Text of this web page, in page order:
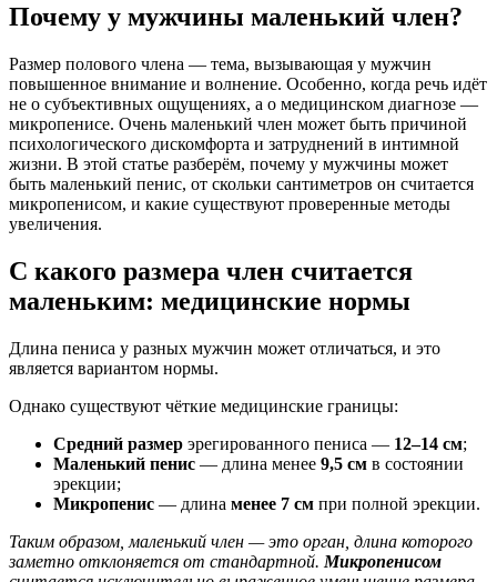
Почему у мужчины маленький член?
Размер полового члена — тема, вызывающая у мужчин
повышенное внимание и волнение. Особенно, когда речь идёт
не о субъективных ощущениях, а о медицинском диагнозе —
микропенисе. Очень маленький член может быть причиной
психологического дискомфорта и затруднений в интимной
жизни. В этой статье разберём, почему у мужчины может
быть маленький пенис, от скольки сантиметров он считается
микропенисом, и какие существуют проверенные методы
увеличения.
С какого размера член считается
маленьким: медицинские нормы
Длина пениса у разных мужчин может отличаться, и это
является вариантом нормы.
Однако существуют чёткие медицинские границы:
Средний размер эрегированного пениса — 12–14 см;
Маленький пенис — длина менее 9,5 см в состоянии
эрекции;
Микропенис — длина менее 7 см при полной эрекции.
Таким образом, маленький член — это орган, длина которого
заметно отклоняется от стандартной. Микропенисом